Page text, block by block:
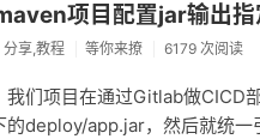
项目配置jar输出指
分享,教程 等你来撩 6179 次阅读
我们项目在通过Gitlab做CICD
的deploy/app.jar，然后就统